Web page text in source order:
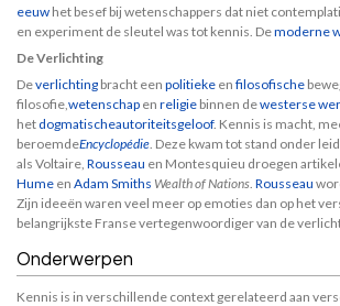
eeuw het besef bij wetenschappers dat niet
en experiment de sleutel was tot kennis. Demoderne
De Verlichting
Deverlichting bracht een politieke en filosofische
filosofie, wetenschap en religie binnen dewesterse
het dogmatischeautoriteitsgeloof. Kennis is macht,
beroemdeEncyclopédie . Deze kwam tot stand onder
als Voltaire, Rousseau en Montesquieu droegen
Hume en Adam Smiths Wealth of Nations Rousseau
Zijn ideeën waren veel meer op emoties dan op het
belangrijkste Franse vertegenwoordiger van de
Onderwerpen
Kennis is in verschillende context gerelateerd aan